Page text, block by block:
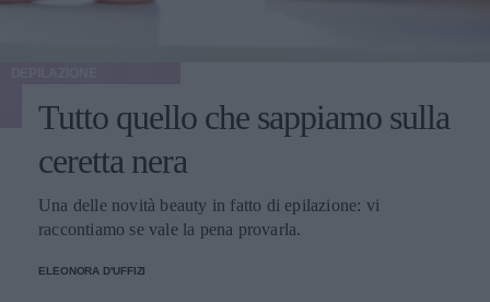
Tutto quello che sappiamo sulla
ceretta nera
Una delle novità beauty in fatto di epilazione: vi
raccontiamo se vale la pena provarla.
ELEONORA D'UFFIZI